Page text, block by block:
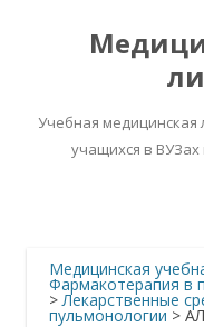
Учебная медицинская
учащихся в
Медицинская
Фармакотерапия в
>Лекарственные
пульмонологии >